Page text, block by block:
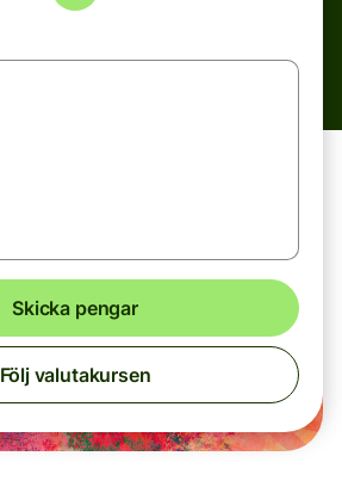
Skicka pengar
Följ valutakursen